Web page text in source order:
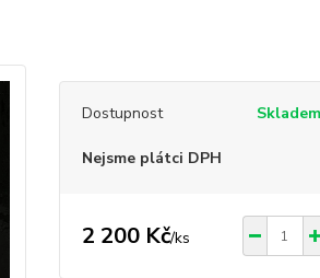
Dostupnost
Nejsme plátci DPH
2 200 Kč/ks